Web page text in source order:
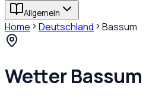
Allgemein
Home Deutschland Bassum
WetterBassum